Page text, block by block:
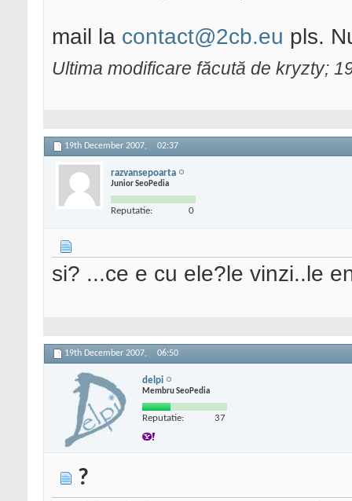
mail la contact@2cb.eu pls.
Ultima modificare făcută de kryzty;
19th December 2007, 02:37
razvansepoarta
Junior SeoPedia
Reputatie: 0
si? ...ce e cu ele?le vinzi..le
19th December 2007, 06:50
delpi
Membru SeoPedia
Reputatie: 37
?